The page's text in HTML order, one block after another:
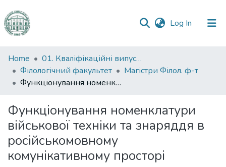
Log In (current)
Communities
&
Collections
Statistics
Home
01. Кваліфікаційні випускні роботи здобувачів вищої освіти
Філологічний факультет
Магістри Філол. ф-т
Функціонування номенклатури військової техніки та знаряддя в російськомовному комунікативному просторі
Функціонування номенклатури
військової техніки та знаряддя в
російськомовному
комунікативному просторі